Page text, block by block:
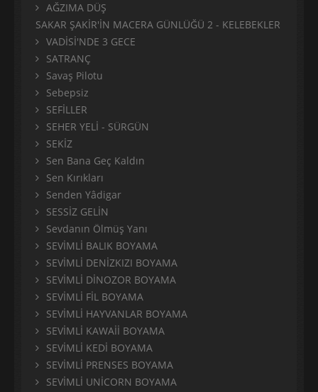
AĞZIMA DÜŞ
SAKAR ŞAKİR'İN MACERA GÜNLÜĞÜ 2 - KELEBEKLER
VADİSİ'NDE 3 GECE
SATRANÇ
Savaş Pilotu
Sebepsiz
SEFİLLER
SEHER YELİ - SÜRGÜN
SEKİZ
Sen Bana Geç Kaldın
Sen Kırıkları
Senden Yâdigar
SESSİZ GELİN
Sevdanın Ölmüş Yanı
SEVİMLİ BALIK BOYAMA
SEVİMLİ DENİZKIZI BOYAMA
SEVİMLİ DİNOZOR BOYAMA
SEVİMLİ FİL BOYAMA
SEVİMLİ HAYVANLAR BOYAMA
SEVİMLİ KAWAİİ BOYAMA
SEVİMLİ KEDİ BOYAMA
SEVİMLİ PRENSES BOYAMA
SEVİMLİ UNİCORN BOYAMA